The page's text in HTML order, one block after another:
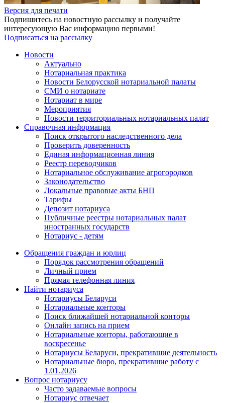
Версия для печати
Подпишитесь на новостную рассылку и получайте
интересующую Вас информацию первыми!
Подписаться на рассылку
Новости
Актуально
Нотариальная практика
Новости Белорусской нотариальной палаты
СМИ о нотариате
Нотариат в мире
Мероприятия
Новости территориальных нотариальных палат
Справочная информация
Поиск открытого наследственного дела
Проверить доверенность
Единая информационная линия
Реестр переводчиков
Нотариальное обслуживание агрогородков
Законодательство
Локальные правовые акты БНП
Тарифы
Депозит нотариуса
Публичные реестры нотариальных палат
иностранных государств
Нотариус - детям
Обращения граждан и юрлиц
Порядок рассмотрения обращений
Личный прием
Прямая телефонная линия
Найти нотариуса
Нотариусы Беларуси
Нотариальные конторы
Поиск ближайшей нотариальной конторы
Онлайн запись на прием
Нотариальные конторы, работающие в
воскресенье
Нотариусы Беларуси, прекратившие деятельность
Нотариальные бюро, прекратившие работу с
1.01.2026
Вопрос нотариусу
Часто задаваемые вопросы
Нотариус отвечает